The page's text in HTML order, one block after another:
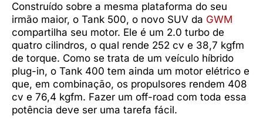
Construído sobre a mesma plataforma do seu
irmão maior, o Tank 500, o novo SUV da GWM
compartilha seu motor. Ele é um 2.0 turbo de
quatro cilindros, o qual rende 252 cv e 38,7 kgfm
de torque. Como se trata de um veículo híbrido
plug-in, o Tank 400 tem ainda um motor elétrico e
que, em combinação, os propulsores rendem 408
cv e 76,4 kgfm. Fazer um off-road com toda essa
potência deve ser uma tarefa fácil.